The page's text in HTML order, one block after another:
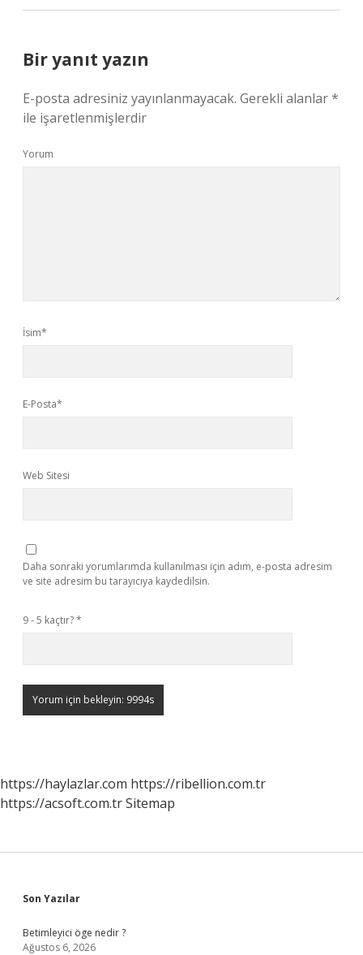
Bir yanıt yazın
E-posta adresiniz yayınlanmayacak. Gerekli alanlar*
ile işaretlenmişlerdir
Yorum
İsim*
E-Posta*
Web Sitesi
Daha sonraki yorumlarımda kullanılması için adım, e-posta adresim
ve site adresim bu tarayıcıya kaydedilsin.
9 - 5 kaçtır?*
https://haylazlar.com https://ribellion.com.tr
https://acsoft.com.trSitemap
Sidebar
Son Yazılar
Betimleyici öge nedir ?
Ağustos 6, 2026